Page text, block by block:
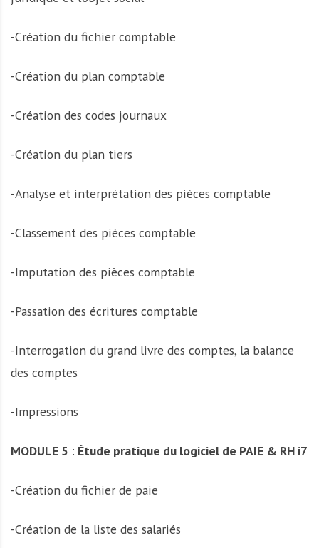
-Création du fichier comptable
-Création du plan comptable
-Création des codes journaux
-Création du plan tiers
-Analyse et interprétation des pièces comptable
-Classement des pièces comptable
-Imputation des pièces comptable
-Passation des écritures comptable
-Interrogation du grand livre des comptes, la balance
des comptes
-Impressions
MODULE 5 : Étude pratique du logiciel de PAIE & RH i7
-Création du fichier de paie
-Création de la liste des salariés